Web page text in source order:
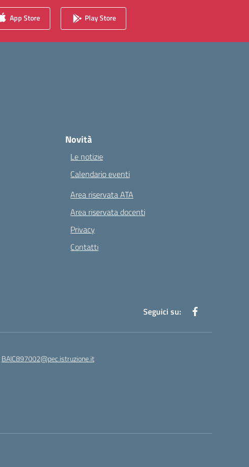
App Store Play Store
Novità
Le notizie
Calendario eventi
Area riservata ATA
Area riservata docenti
Privacy
Contatti
Seguici su:
BAIC897002@pec.istruzione.it